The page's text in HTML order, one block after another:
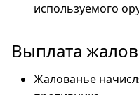
используемого
Выплата
Жалованье